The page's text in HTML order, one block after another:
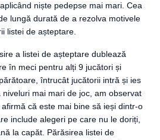
niște pedepse mai mari. Cea
lungă durată de a rezolva motivele
listei de așteptare.
a listei de așteptare dublează
în meci pentru alți 9 jucători și
întrucât jucătorii intră și ies
mai mari de joc, am observat
că este mai bine să ieși dintr-o
include alegeri pe care nu le doriți,
la capăt. Părăsirea listei de